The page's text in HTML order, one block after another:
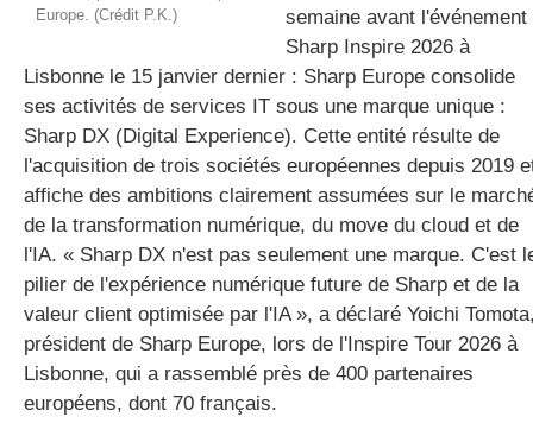
Europe. (Crédit P.K.)
semaine avant l'événement
Sharp Inspire 2026 à
Lisbonne le 15 janvier dernier : Sharp Europe consolide
ses activités de services IT sous une marque unique :
Sharp DX (Digital Experience). Cette entité résulte de
l'acquisition de trois sociétés européennes depuis 2019
affiche des ambitions clairement assumées sur le
de la transformation numérique, du move du cloud et de
l'IA. « Sharp DX n'est pas seulement une marque. C'est
pilier de l'expérience numérique future de Sharp et de la
valeur client optimisée par l'IA », a déclaré Yoichi
président de Sharp Europe, lors de l'Inspire Tour 2026 à
Lisbonne, qui a rassemblé près de 400 partenaires
européens, dont 70 français.